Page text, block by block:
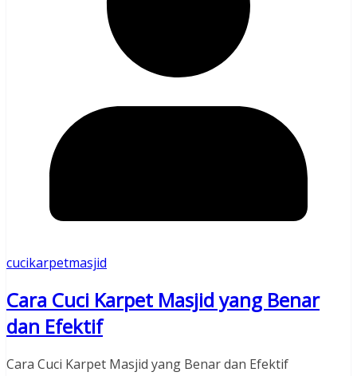
cucikarpetmasjid
Cara Cuci Karpet Masjid yang Benar
dan Efektif
Cara Cuci Karpet Masjid yang Benar dan Efektif